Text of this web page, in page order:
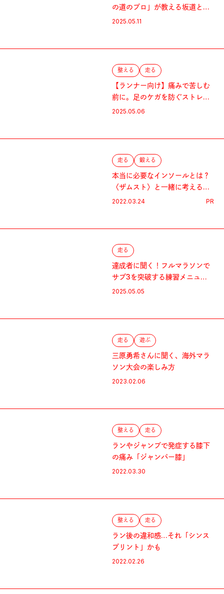
の道のプロ」が教える坂道と暗
渠8選。
2025.05.11
整える 走る
【ランナー向け】痛みで苦しむ
前に。足のケガを防ぐストレッ
チ6選。
2025.05.06
走る 鍛える
本当に必要なインソールとは？
〈ザムスト〉と一緒に考える、
インソールの正しい選び方
2022.03.24 PR
走る
達成者に聞く！フルマラソンで
サブ3を突破する練習メニュ
ー。
2025.05.05
走る 遊ぶ
三原勇希さんに聞く、海外マラ
ソン大会の楽しみ方
2023.02.06
整える 走る
ランやジャンプで発症する膝下
の痛み「ジャンパー膝」
2022.03.30
整える 走る
ラン後の違和感…それ「シンス
プリント」かも
2022.02.26